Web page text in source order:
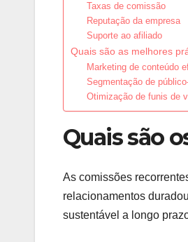
Taxas de comissão
Reputação da empresa
Suporte ao afiliado
Quais são as melhores
Marketing de conteúdo
Segmentação de
Otimização de funis de
Quais são
As comissões
relacionamentos
sustentável a longo